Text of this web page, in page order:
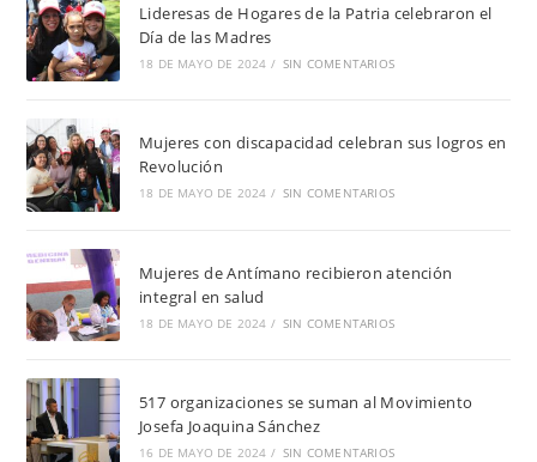
Lideresas de Hogares de la Patria celebraron el
Día de las Madres
18 DE MAYO DE 2024 / SIN COMENTARIOS
Mujeres con discapacidad celebran sus logros en
Revolución
18 DE MAYO DE 2024 / SIN COMENTARIOS
Mujeres de Antímano recibieron atención
integral en salud
18 DE MAYO DE 2024 / SIN COMENTARIOS
517 organizaciones se suman al Movimiento
Josefa Joaquina Sánchez
16 DE MAYO DE 2024 / SIN COMENTARIOS